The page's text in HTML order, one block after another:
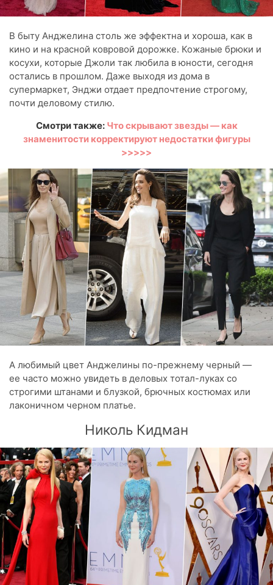
В быту Анджелина столь же эффектна и хороша, как в
кино и на красной ковровой дорожке. Кожаные брюки и
косухи, которые Джоли так любила в юности, сегодня
остались в прошлом. Даже выходя из дома в
супермаркет, Энджи отдает предпочтение строгому,
почти деловому стилю.
Смотри также: Что скрывают звезды — как
знаменитости корректируют недостатки фигуры
>>>>>
А любимый цвет Анджелины по-прежнему черный —
ее часто можно увидеть в деловых тотал-луках со
строгими штанами и блузкой, брючных костюмах или
лаконичном черном платье.
Николь Кидман